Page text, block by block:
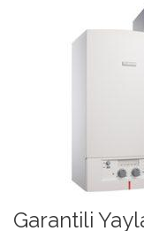
Garantili